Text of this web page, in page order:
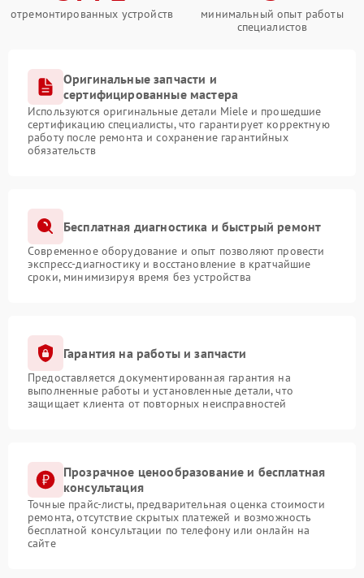
отремонтированных устройств
минимальный опыт работы
специалистов
Оригинальные запчасти и
сертифицированные мастера
Используются оригинальные детали Miele и прошедшие
сертификацию специалисты, что гарантирует корректную
работу после ремонта и сохранение гарантийных
обязательств
Бесплатная диагностика и быстрый ремонт
Современное оборудование и опыт позволяют провести
экспресс-диагностику и восстановление в кратчайшие
сроки, минимизируя время без устройства
Гарантия на работы и запчасти
Предоставляется документированная гарантия на
выполненные работы и установленные детали, что
защищает клиента от повторных неисправностей
Прозрачное ценообразование и бесплатная
консультация
Точные прайс-листы, предварительная оценка стоимости
ремонта, отсутствие скрытых платежей и возможность
бесплатной консультации по телефону или онлайн на
сайте